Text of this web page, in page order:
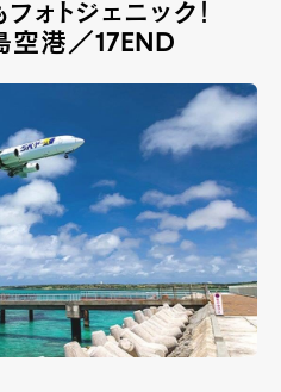
ォトジェニック！
空港／17END